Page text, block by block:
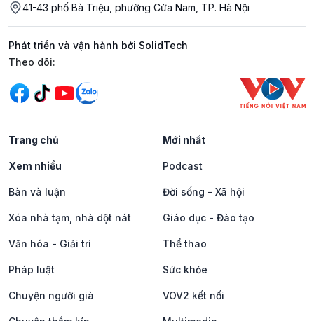
41-43 phố Bà Triệu, phường Cửa Nam, TP. Hà Nội
Phát triển và vận hành bởi SolidTech
Mạng xã hội
Theo dõi:
Trang chủ Mới nhất
Xem nhiều Podcast
Bàn và luận Đời sống - Xã hội
Xóa nhà tạm, nhà dột nát Giáo dục - Đào tạo
Văn hóa - Giải trí Thể thao
Pháp luật Sức khỏe
Chuyện người già VOV2 kết nối